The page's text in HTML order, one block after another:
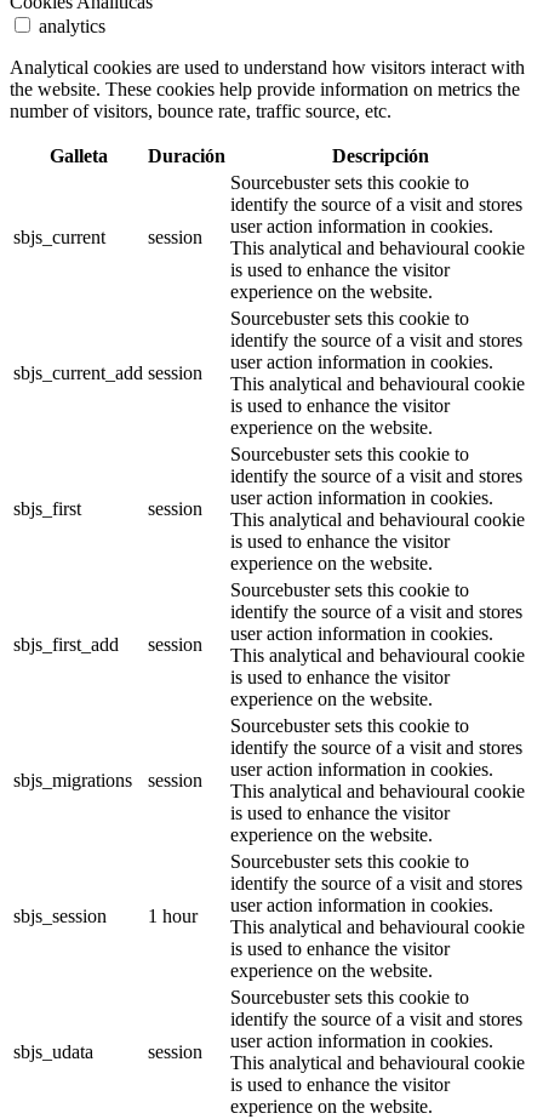
analytics
Analytical cookies are used to understand how visitors interact with
the website. These cookies help provide information on metrics the
number of visitors, bounce rate, traffic source, etc.
Galleta Duración Descripción
sbjs_current session
Sourcebuster sets this cookie to
identify the source of a visit and stores
user action information in cookies.
This analytical and behavioural cookie
is used to enhance the visitor
experience on the website.
sbjs_current_add session
Sourcebuster sets this cookie to
identify the source of a visit and stores
user action information in cookies.
This analytical and behavioural cookie
is used to enhance the visitor
experience on the website.
sbjs_first session
Sourcebuster sets this cookie to
identify the source of a visit and stores
user action information in cookies.
This analytical and behavioural cookie
is used to enhance the visitor
experience on the website.
sbjs_first_add session
Sourcebuster sets this cookie to
identify the source of a visit and stores
user action information in cookies.
This analytical and behavioural cookie
is used to enhance the visitor
experience on the website.
sbjs_migrations session
Sourcebuster sets this cookie to
identify the source of a visit and stores
user action information in cookies.
This analytical and behavioural cookie
is used to enhance the visitor
experience on the website.
sbjs_session 1 hour
Sourcebuster sets this cookie to
identify the source of a visit and stores
user action information in cookies.
This analytical and behavioural cookie
is used to enhance the visitor
experience on the website.
sbjs_udata session
Sourcebuster sets this cookie to
identify the source of a visit and stores
user action information in cookies.
This analytical and behavioural cookie
is used to enhance the visitor
experience on the website.